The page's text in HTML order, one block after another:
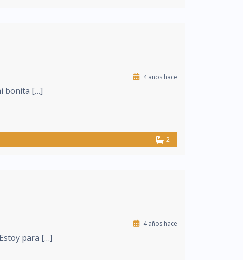
4 años hace
bonita […]
2
4 años hace
para […]